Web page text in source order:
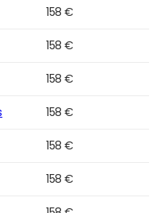
158 €
158 €
158 €
158 €
158 €
158 €